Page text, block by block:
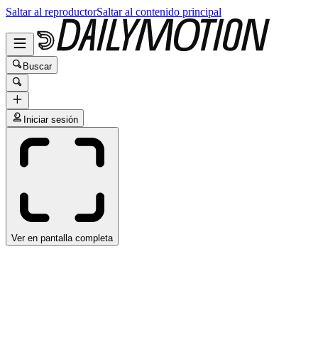
Saltar al reproductorSaltar al contenido principal
Buscar
Iniciar sesión
Ver en pantalla completa